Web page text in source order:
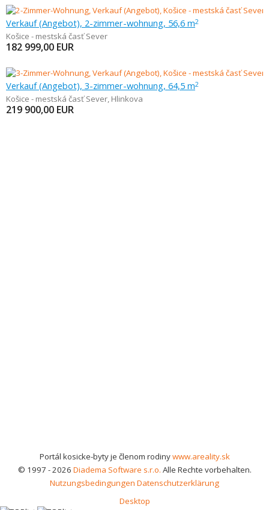
Verkauf (Angebot), 2-zimmer-wohnung, 56,6 m2
Košice - mestská časť Sever
182 999,00 EUR
Verkauf (Angebot), 3-zimmer-wohnung, 64,5 m2
Košice - mestská časť Sever, Hlinkova
219 900,00 EUR
Portál kosicke-byty je členom rodinywww.areality.sk
© 1997 - 2026 Diadema Software s.r.o. Alle Rechte vorbehalten.
Nutzungsbedingungen Datenschutzerklärung
Desktop